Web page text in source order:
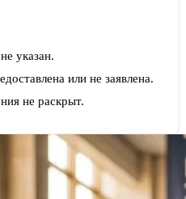
указан.
или не заявлена.
не раскрыт.